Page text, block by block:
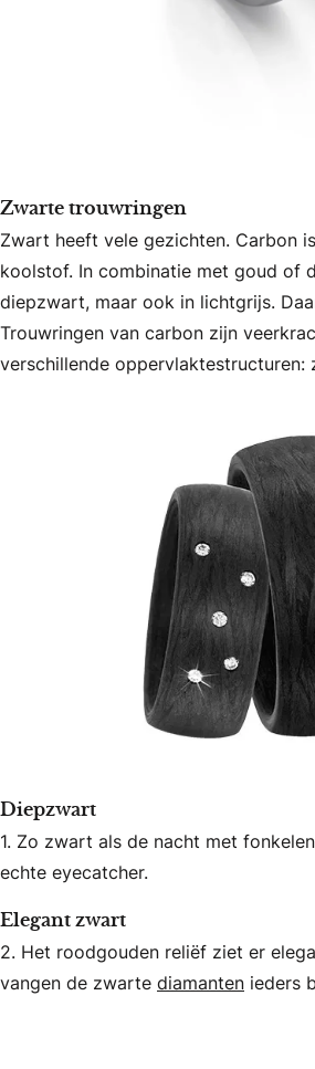
Zwarte trouwringen
Zwart heeft vele gezichten. Carbon
koolstof. In combinatie met goud of
diepzwart, maar ook in lichtgrijs.
Trouwringen van carbon zijn
verschillende
Diepzwart
1. Zo zwart als de nacht met
echte eyecatcher.
Elegant zwart
2. Het roodgouden reliëf ziet er
vangen de zwarte diamanten ieders